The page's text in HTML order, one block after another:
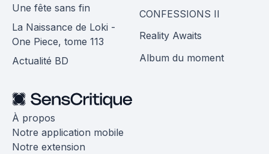
Une fête sans fin
La Naissance de Loki -
One Piece, tome 113
Actualité BD
CONFESSIONS II
Reality Awaits
Album du moment
À propos
Notre application mobile
Notre extension